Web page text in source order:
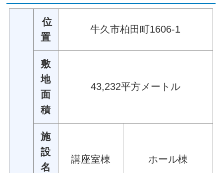
位
置
牛久市柏田町1606-1
敷
地
面
積
43,232平方メートル
施
設
名
講座室棟 ホール棟